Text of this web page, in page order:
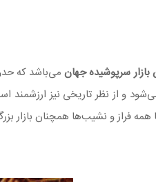
بازار سرپوشیده جهان
و از نظر تاریخی نیز ارزشمند
فراز و نشیب‌ها همچنان بازار